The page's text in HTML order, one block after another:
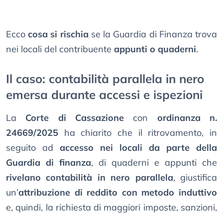
Eccocosa si rischia se la Guardia di Finanza trova
nei locali del contribuente appunti o quaderni.
Il caso: contabilità parallela in nero
emersa durante accessi e ispezioni
La Corte di Cassazione con ordinanza n.
24669/2025 ha chiarito che il ritrovamento, in
seguito ad accesso nei locali da parte della
Guardia di finanza, di quaderni e appunti che
rivelano contabilità in nero parallela, giustifica
un’attribuzione di reddito con metodo induttivo
e, quindi, la richiesta di maggiori imposte, sanzioni,